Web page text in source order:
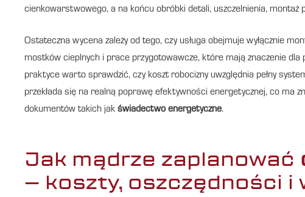
cienkowarstwowego, a na końcu obróbki detali, uszczelnienia, montaż
Ostateczna wycena zależy od tego, czy usługa obejmuje wyłącznie
mostków cieplnych i prace przygotowawcze, które mają znaczenie dla
praktyce warto sprawdzić, czy koszt robocizny uwzględnia pełny
przekłada się na realną poprawę efektywności energetycznej, co ma
dokumentów takich jak świadectwo energetyczne.
Jak mądrze zaplanować
– koszty, oszczędności